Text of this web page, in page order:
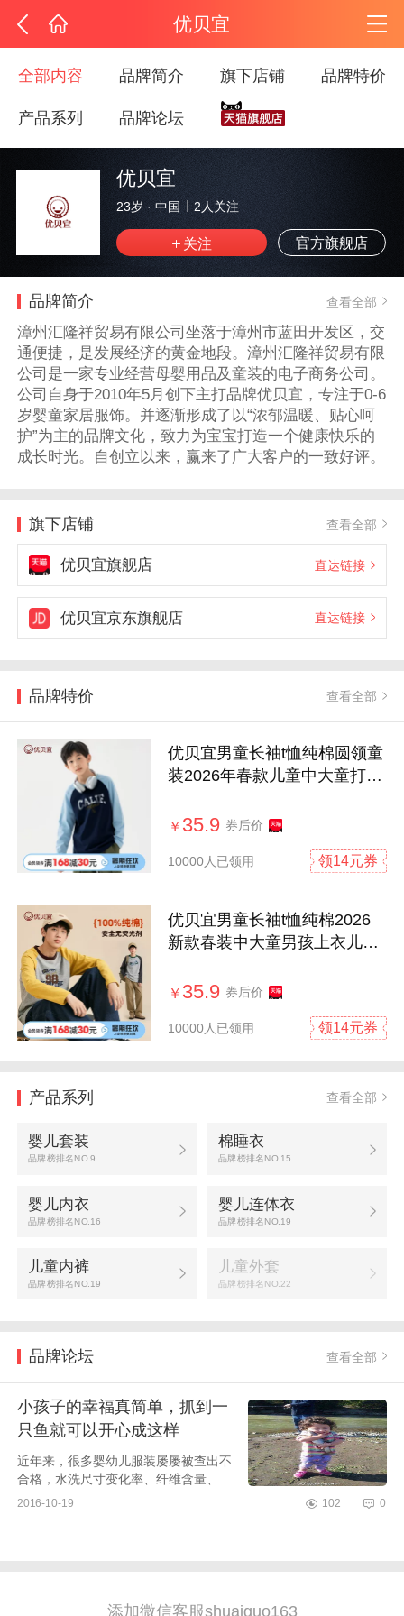
优贝宜
全部内容 品牌简介 旗下店铺 品牌特价
产品系列 品牌论坛
优贝宜
23岁 · 中国 2 人关注
官方旗舰店
品牌简介 查看全部
漳州汇隆祥贸易有限公司坐落于漳州市蓝田开发区，交
通便捷，是发展经济的黄金地段。漳州汇隆祥贸易有限
公司是一家专业经营母婴用品及童装的电子商务公司。
公司自身于2010年5月创下主打品牌优贝宜，专注于0-6
岁婴童家居服饰。并逐渐形成了以“浓郁温暖、贴心呵
护”为主的品牌文化，致力为宝宝打造一个健康快乐的
成长时光。自创立以来，赢来了广大客户的一致好评。
旗下店铺 查看全部
优贝宜旗舰店 直达链接
优贝宜京东旗舰店 直达链接
品牌特价 查看全部
优贝宜男童长袖t恤纯棉圆领童
装2026年春款儿童中大童打底
￥ 35.9 券后价
10000人已领用 领14元券
优贝宜男童长袖t恤纯棉2026
新款春装中大童男孩上衣儿童
￥ 35.9 券后价
10000人已领用 领14元券
产品系列 查看全部
婴儿套装
品牌榜排名NO.9
棉睡衣
品牌榜排名NO.15
婴儿内衣
品牌榜排名NO.16
婴儿连体衣
品牌榜排名NO.19
儿童内裤
品牌榜排名NO.19
儿童外套
品牌榜排名NO.22
品牌论坛 查看全部
小孩子的幸福真简单，抓到一
只鱼就可以开心成这样
近年来，很多婴幼儿服装屡屡被查出不
合格，水洗尺寸变化率、纤维含量、pH
值、色牢度等等，这些都是各大童装品
2016-10-19 102 0
添加微信客服shuaiguo163